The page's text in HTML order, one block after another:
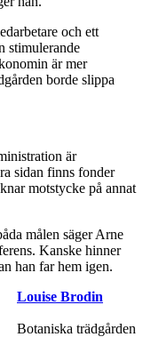
och ett
stimulerande
är mer
borde slippa
är
sidan finns fonder
motstycke på annat
målen säger Arne
Kanske hinner
han far hem igen.
Louise Brodin
Botaniska trädgården